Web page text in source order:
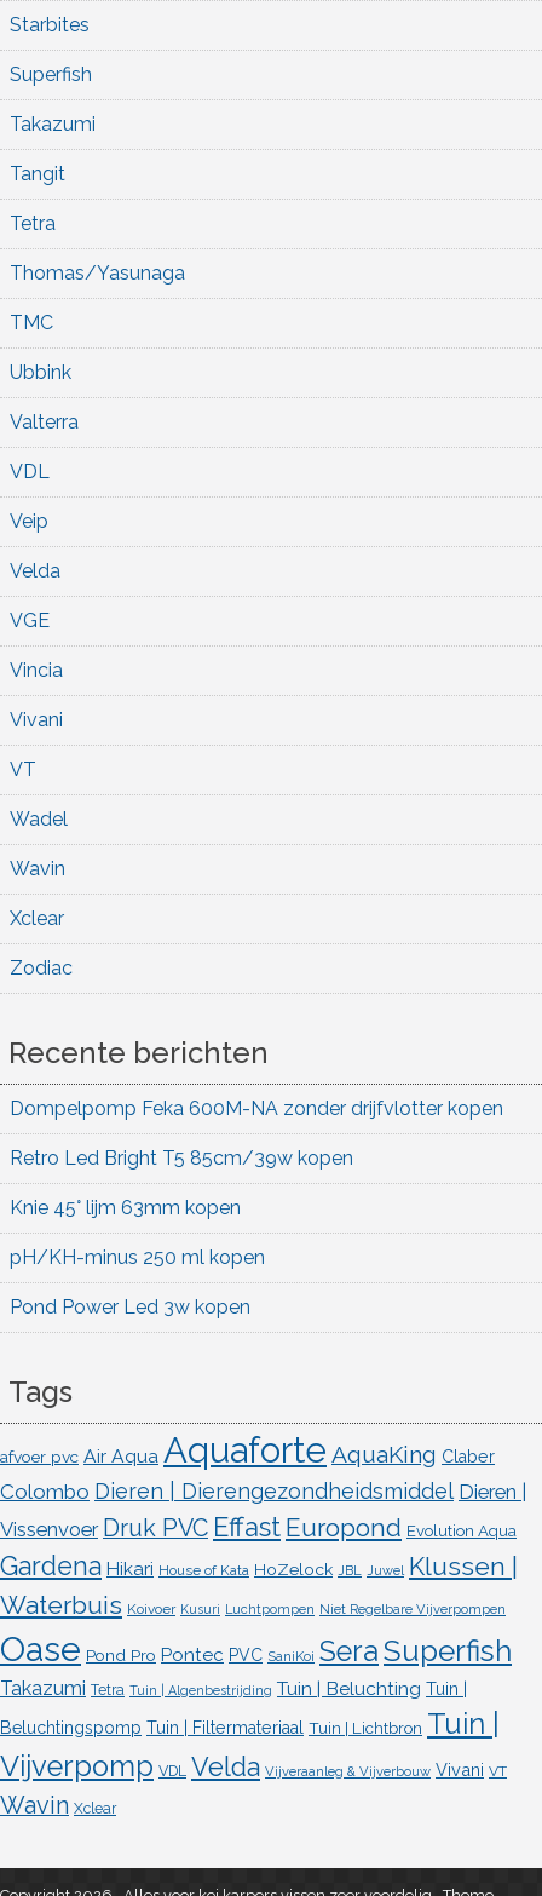
Starbites
Superfish
Takazumi
Tangit
Tetra
Thomas/Yasunaga
TMC
Ubbink
Valterra
VDL
Veip
Velda
VGE
Vincia
Vivani
VT
Wadel
Wavin
Xclear
Zodiac
Recente berichten
Dompelpomp Feka 600M-NA zonder drijfvlotter kopen
Retro Led Bright T5 85cm/39w kopen
Knie 45° lijm 63mm kopen
pH/KH-minus 250 ml kopen
Pond Power Led 3w kopen
Tags
afvoer pvc Air Aqua Aquaforte AquaKing Claber
Colombo Dieren | Dierengezondheidsmiddel Dieren |
Vissenvoer Druk PVC Effast Europond Evolution Aqua
Gardena Hikari House of Kata HoZelock JBL Juwel Klussen |
Waterbuis Koivoer Kusuri Luchtpompen Niet Regelbare Vijverpompen
Oase Pond Pro Pontec PVC SaniKoi SeraSuperfish
Takazumi Tetra Tuin | Algenbestrijding Tuin | Beluchting Tuin |
Beluchtingspomp Tuin | Filtermateriaal Tuin | Lichtbron Tuin |
Vijverpomp VDL Velda Vijveraanleg & Vijverbouw Vivani VT
Wavin Xclear